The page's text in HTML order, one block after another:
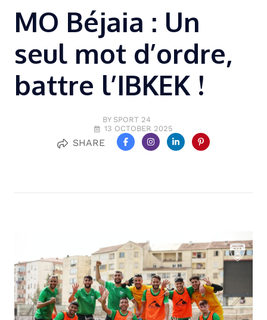
MO Béjaia : Un
seul mot d’ordre,
battre l’IBKEK !
BY SPORT 24
13 OCTOBER 2025
SHARE